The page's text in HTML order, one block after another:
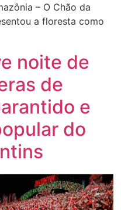
– O Chão da
a floresta como
noite de
de
e
do